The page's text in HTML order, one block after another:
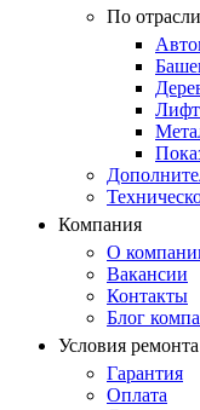
По отрасли
Компания
О
Вакансии
Контакты
Блог
Условия ремонта
Гарантия
Оплата